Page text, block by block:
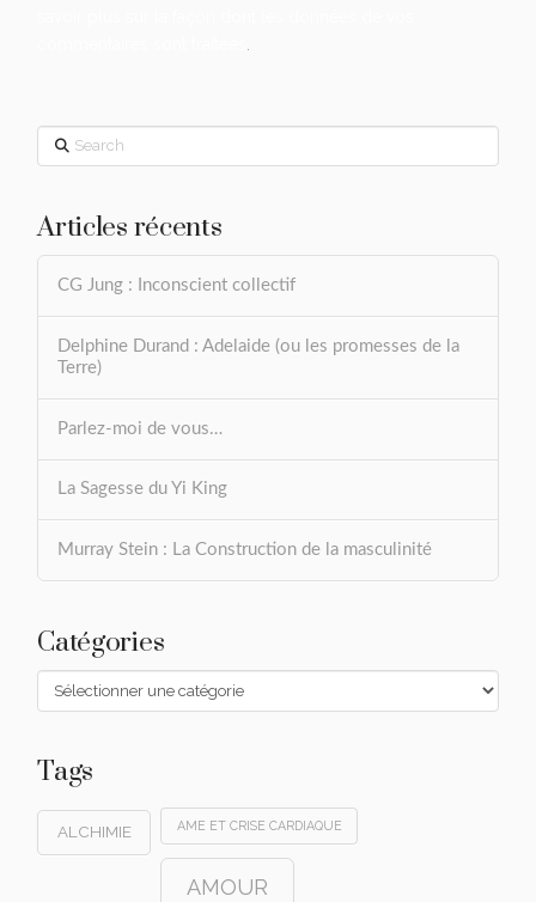
Search
Articles récents
CG Jung : Inconscient collectif
Delphine Durand : Adelaide (ou les promesses de la
Terre)
Parlez-moi de vous…
La Sagesse du Yi King
Murray Stein : La Construction de la masculinité
Catégories
Catégories
Tags
ALCHIMIE AME ET CRISE CARDIAQUE
AMOUR